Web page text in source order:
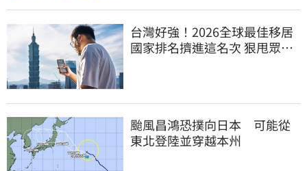
台灣好強！2026全球最佳移居
國家排名擠進這名次 狠甩眾多
颱風昌鴻恐撲向日本 可能從
東北登陸並穿越本州